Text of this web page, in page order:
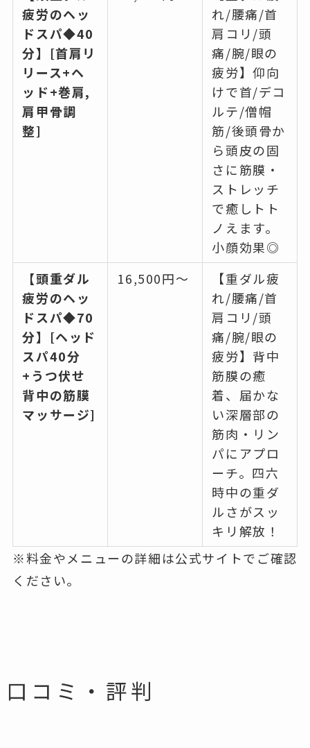
疲労のヘッ
ドスパ◆40
分】[首肩リ
リース+ヘ
ッド+巻肩,
肩甲骨調
整]
れ/腰痛/首
肩コリ/頭
痛/腕/眼の
疲労】仰向
けで首/デコ
ルテ/僧帽
筋/後頭骨か
ら頭皮の固
さに筋膜・
ストレッチ
で癒しトト
ノえます。
小顔効果◎
【頭重ダル
疲労のヘッ
ドスパ◆70
分】[ヘッド
スパ40分
+うつ伏せ
背中の筋膜
マッサージ]
16,500円〜
【重ダル疲
れ/腰痛/首
肩コリ/頭
痛/腕/眼の
疲労】背中
筋膜の癒
着、届かな
い深層部の
筋肉・リン
パにアプロ
ーチ。四六
時中の重ダ
ルさがスッ
キリ解放！
※料金やメニューの詳細は公式サイトでご確認
ください。
口コミ・評判